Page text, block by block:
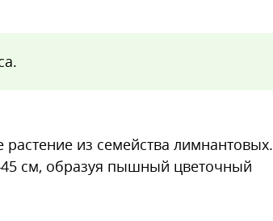
из семейства лимнантовых.
см, образуя пышный цветочный